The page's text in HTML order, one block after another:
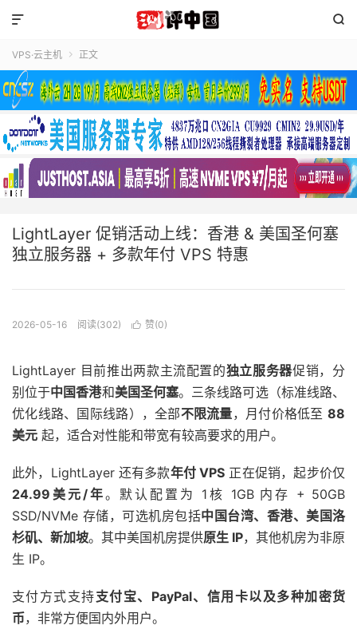


VPS·云主机  正文
LightLayer 促销活动上线：香港 & 美国圣何塞
独立服务器 + 多款年付 VPS 特惠
2026-05-16 阅读(302)  赞(0)
LightLayer 目前推出两款主流配置的独立服务器促销，分
别位于中国香港和美国圣何塞。三条线路可选（标准线路、
优化线路、国际线路），全部不限流量，月付价格低至88
美元 起，适合对性能和带宽有较高要求的用户。
此外，LightLayer 还有多款年付 VPS 正在促销，起步价仅
24.99美元/年。默认配置为 1核 1GB 内存 + 50GB
SSD/NVMe 存储，可选机房包括中国台湾、香港、美国洛
杉矶、新加坡。其中美国机房提供原生 IP，其他机房为非原
生 IP。
支付方式支持支付宝、PayPal、信用卡以及多种加密货
币，非常方便国内外用户。